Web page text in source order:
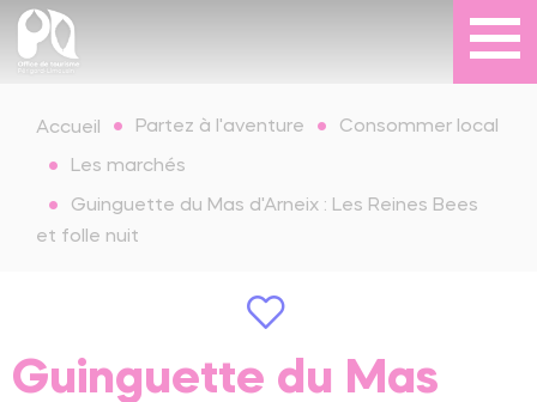
Accueil Partez à l'aventure Consommer local
Les marchés
Guinguette du Mas d'Arneix : Les Reines Bees
et folle nuit
Guinguette du Mas